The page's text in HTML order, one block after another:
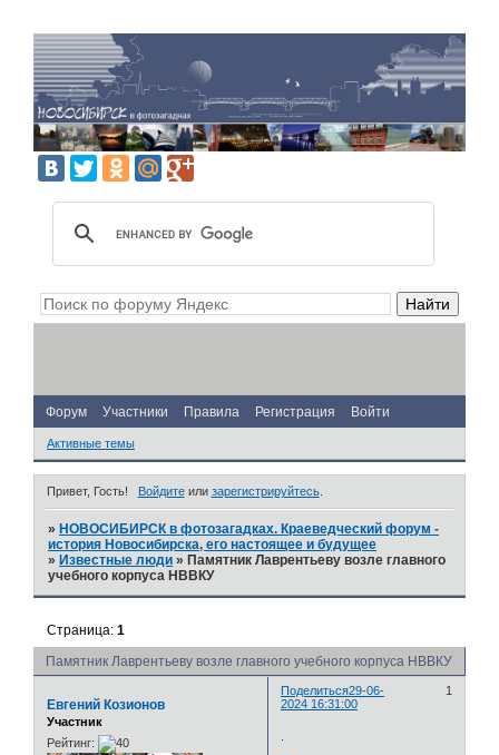
Форум Участники Правила Регистрация Войти
Активные темы
Привет, Гость! Войдитеили зарегистрируйтесь.
» НОВОСИБИРСК в фотозагадках. Краеведческий форум -
история Новосибирска, его настоящее и будущее
» Известные люди » Памятник Лаврентьеву возле главного
учебного корпуса НВВКУ
Памятник Лаврентьеву возле главного учебного корпуса НВВКУ
Страница:1
Поделиться 1
29-06-
2024 16:31:00
Евгений Козионов
Участник
Рейтинг: